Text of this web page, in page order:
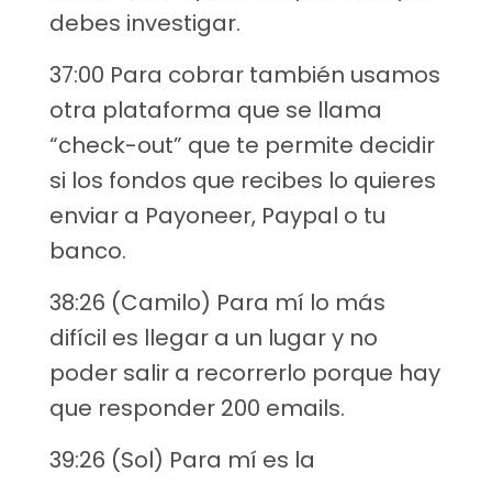
debes investigar.
37:00 Para cobrar también usamos
otra plataforma que se llama
“check-out” que te permite decidir
si los fondos que recibes lo quieres
enviar a Payoneer, Paypal o tu
banco.
38:26 (Camilo) Para mí lo más
difícil es llegar a un lugar y no
poder salir a recorrerlo porque hay
que responder 200 emails.
39:26 (Sol) Para mí es la